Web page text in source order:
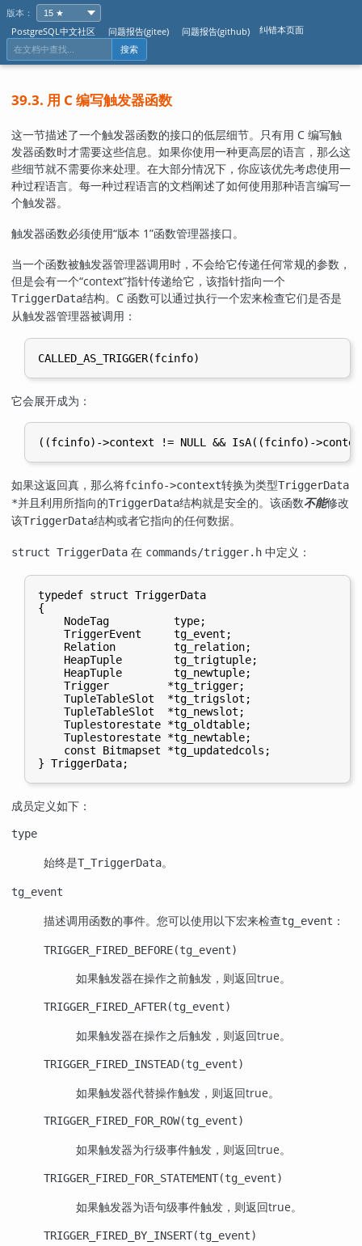
版本：
PostgreSQL中文社区
问题报告(gitee) 问题报告(github) 纠错本页面
搜索
39.3. 用 C 编写触发器函数
这一节描述了一个触发器函数的接口的低层细节。只有用 C 编写触
发器函数时才需要这些信息。如果你使用一种更高层的语言，那么这
些细节就不需要你来处理。在大部分情况下，你应该优先考虑使用一
种过程语言。每一种过程语言的文档阐述了如何使用那种语言编写一
个触发器。
触发器函数必须使用“版本 1”函数管理器接口。
当一个函数被触发器管理器调用时，不会给它传递任何常规的参数，
但是会有一个“context”指针传递给它，该指针指向一个
TriggerData结构。C 函数可以通过执行一个宏来检查它们是否是
从触发器管理器被调用：
它会展开成为：
如果这返回真，那么将fcinfo->context转换为类型TriggerData
*并且利用所指向的TriggerData结构就是安全的。该函数不能修改
该TriggerData结构或者它指向的任何数据。
struct TriggerData 在 commands/trigger.h 中定义：
typedef struct TriggerData
{
    NodeTag          type;
    TriggerEvent     tg_event;
    Relation         tg_relation;
    HeapTuple        tg_trigtuple;
    HeapTuple        tg_newtuple;
    Trigger         *tg_trigger;
    TupleTableSlot  *tg_trigslot;
    TupleTableSlot  *tg_newslot;
    Tuplestorestate *tg_oldtable;
    Tuplestorestate *tg_newtable;
    const Bitmapset *tg_updatedcols;
成员定义如下：
type
始终是T_TriggerData。
tg_event
描述调用函数的事件。您可以使用以下宏来检查tg_event ：
TRIGGER_FIRED_BEFORE(tg_event)
如果触发器在操作之前触发，则返回true。
TRIGGER_FIRED_AFTER(tg_event)
如果触发器在操作之后触发，则返回true。
TRIGGER_FIRED_INSTEAD(tg_event)
如果触发器代替操作触发，则返回true。
TRIGGER_FIRED_FOR_ROW(tg_event)
如果触发器为行级事件触发，则返回true。
TRIGGER_FIRED_FOR_STATEMENT(tg_event)
如果触发器为语句级事件触发，则返回true。
TRIGGER_FIRED_BY_INSERT(tg_event)